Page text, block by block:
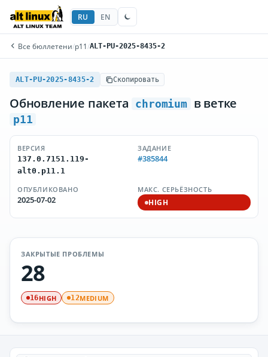
RU EN
Все бюллетени/p11 /ALT-PU-2025-8435-2
ALT-PU-2025-8435-2 Скопировать
Обновление пакета chromium в ветке
p11
ВЕРСИЯ
137.0.7151.119-
alt0.p11.1
ЗАДАНИЕ
#385844
ОПУБЛИКОВАНО
2025-07-02
МАКС. СЕРЬЁЗНОСТЬ
HIGH
ЗАКРЫТЫЕ ПРОБЛЕМЫ
28
16HIGH 12MEDIUM